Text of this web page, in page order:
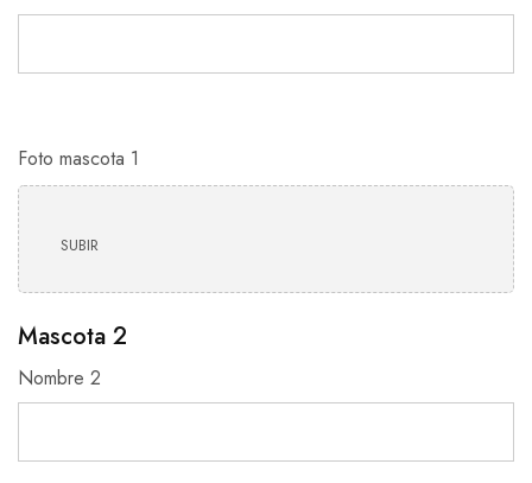
Foto mascota 1
SUBIR
Mascota 2
Nombre 2